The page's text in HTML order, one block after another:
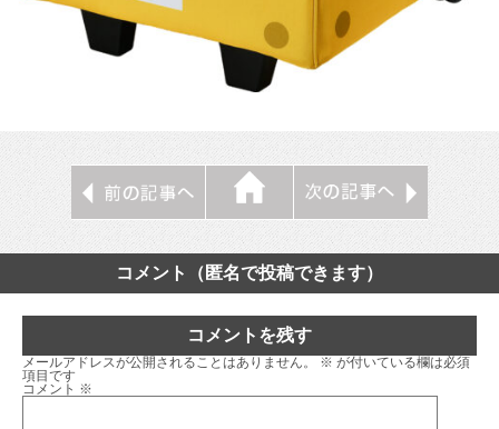
コメント（匿名で投稿できます）
コメントを残す
メールアドレスが公開されることはありません。 ※ が付いている欄は必須
項目です
コメント ※